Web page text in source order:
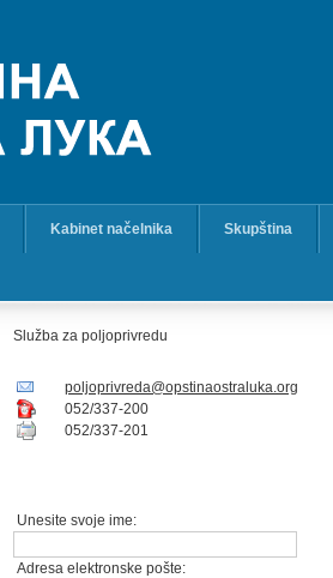
Kabinet načelnika Skupština
Služba za poljoprivredu
poljoprivreda@opstinaostraluka.org
052/337-200
052/337-201
Unesite svoje ime:
Adresa elektronske pošte: